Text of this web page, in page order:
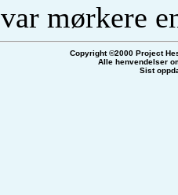
var mørkere
Copyright ©2000 Project
Alle henvendelser
Sist